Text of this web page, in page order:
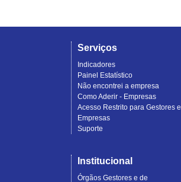
Serviços
Indicadores
Painel Estatístico
Não encontrei a empresa
Como Aderir - Empresas
Acesso Restrito para Gestores e
Empresas
Suporte
Institucional
Órgãos Gestores e de